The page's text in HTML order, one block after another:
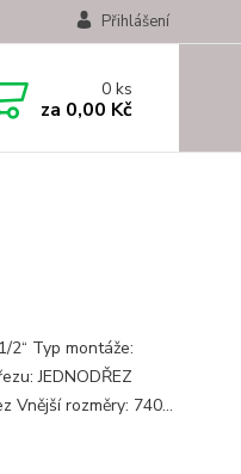
Přihlášení
0ks
za 0,00 Kč
2“ Typ montáže:
JEDNODŘEZ
Vnější rozměry: 740...